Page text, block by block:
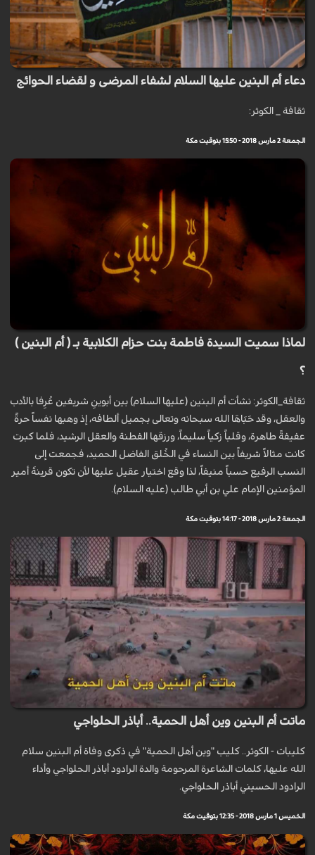
دعاء أم البنين عليها السلام لشفاء المرضى و لقضاء الحوائج
ثقافة _ الكوثر:
الجمعة 2 مارس 2018 - 15:50 بتوقيت مكة
لماذا سميت السيدة فاطمة بنت حزام الكلابية بـ ( أم البنين )
؟
ثقافة_الكوثر: نشأت أم البنين (عليها السلام) بين أبوينِ شريفين عُرِفا بالأدب
والعقل، وقد حَبَاهَا الله سبحانه وتعالى بجميل ألطافه، إذ وهبها نفساً حرةً
عفيفةً طاهرة، وقلباً زكياً سليماً، ورزقها الفطنة والعقل الرشيد، فلما كبرت
كانت مثالاً شريفاً بين النساء في الخُلق الفاضل الحميد، فجمعت إلى
النسب الرفيع حسباً منيفاً، لذا وقع اختيار عقيل عليها لأن تكون قرينةَ أمير
المؤمنين الإمام علي بن أبي طالب (عليه السلام).
الجمعة 2 مارس 2018 - 14:17 بتوقيت مكة
ماتت أم البنين وين أهل الحمية.. أباذر الحلواجي
كليبات - الكوثر.. كليب "وين أهل الحمية" في ذكرى وفاة أم البنين سلام
الله عليها، كلمات الشاعرة المرحومة والدة الرادود أباذر الحلواجي وأداء
الرادود الحسيني أباذر الحلواجي.
الخميس 1 مارس 2018 - 12:35 بتوقيت مكة